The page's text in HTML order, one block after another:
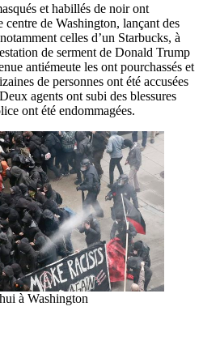
et habillés de noir ont
de Washington, lançant des
celles d’un Starbucks, à
de serment de Donald Trump
antiémeute les ont pourchassés et
de personnes ont été accusées
agents ont subi des blessures
ont été endommagées.
à Washington